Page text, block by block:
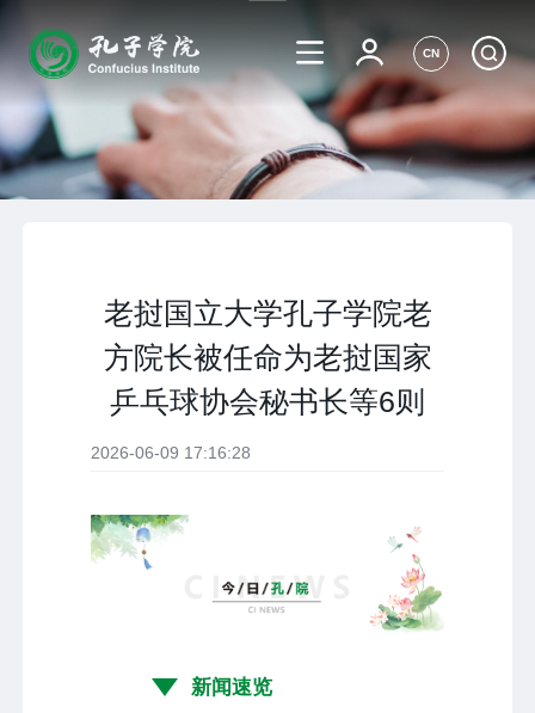
CN
老挝国立大学孔子学院老
方院长被任命为老挝国家
乒乓球协会秘书长等6则
2026-06-09 17:16:28
新闻速览